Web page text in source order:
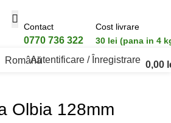
Contact
0770 736 322
Cost livrare
30 lei (pana in 4
RomânăAutentificare / Înregistrare 0,00
Olbia 128mm